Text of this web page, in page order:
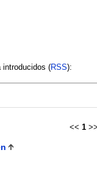
introducidos (RSS):
<< 1 >>